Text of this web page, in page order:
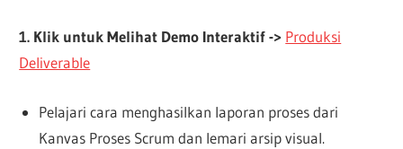
1. Klik untuk Melihat Demo Interaktif -> Produksi
Deliverable
Pelajari cara menghasilkan laporan proses dari
Kanvas Proses Scrum dan lemari arsip visual.